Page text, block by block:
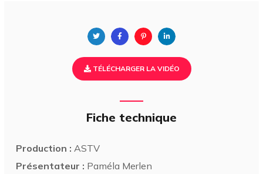
TÉLÉCHARGER LA VIDÉO
Fiche technique
Production : ASTV
Présentateur : Paméla Merlen